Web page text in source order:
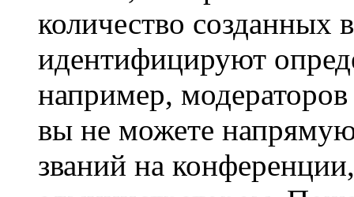
количество
идентифицируют
например,
вы не можете
званий на